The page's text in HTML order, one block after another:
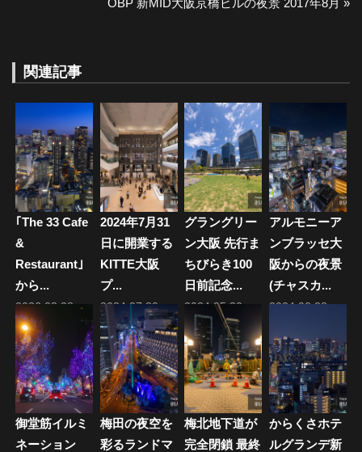
ビ
ゲ
ー
シ
ョ
ン
OBP 新MID大阪京橋ビルの夜景 2017年8月
関連記事
｢The 33 Cafe
&
Restaurant｣
から...
2026.03.28
2024年7月31
日に開業する
KITTE大阪
プ...
2024.07.30
グラングリー
ン大阪 先行ま
ちびらき100
日前記念...
2024.05.30
アルモニーア
ンブラッセ大
阪からの夜景
(チャスカ...
2024.02.23
御堂筋イルミ
ネーション
梅田の夜空を
彩るランドマ
梅北地下道が
完全閉鎖 最終
からくさホテ
ルグランデ新